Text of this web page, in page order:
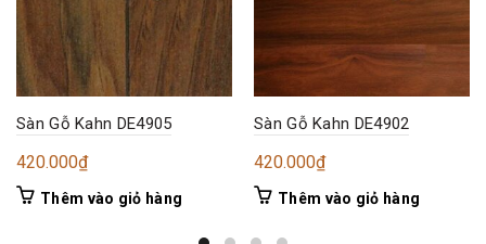
Sàn Gỗ Kahn DE4905
420.000₫
Thêm vào giỏ hàng
Sàn Gỗ Kahn DE4902
420.000₫
Thêm vào giỏ hàng